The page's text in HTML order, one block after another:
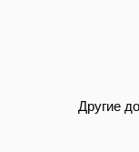
Другие